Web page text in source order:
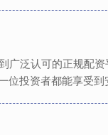
泛认可的正规配
投资者都能享受到